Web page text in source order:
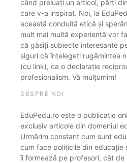
când preluați un articol, părți
care v-a inspirat. Noi, la
această conduită etică și
mult mai multă experiență vor
că găsiți subiecte interesante
siguri că înțelegeți rugămintea
(cu link), ca o declarație
profesionalism. Vă mulțumim!
DESPRE NOI
EduPedu.ro este o publicație
exclusiv articole din domeniul
Urmărim constant cum sunt
cum face politicile din educație
îi formează pe profesori, cât de